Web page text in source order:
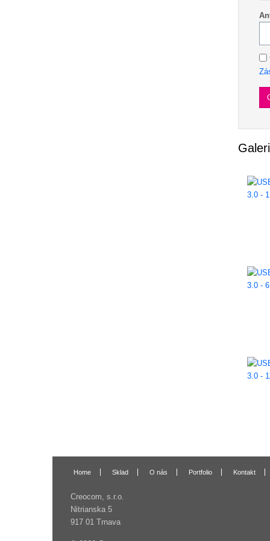
Home Sklad O nás Portfolio Kontakt
Creocom, s.r.o.
Nitrianska 5
917 01 Trnava